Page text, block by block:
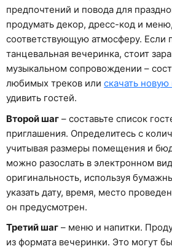
предпочтений и повода для
продумать декор, дресс-код и
соответствующую атмосферу. Если
танцевальная вечеринка, стоит
музыкальном сопровождении –
любимых треков или скачать новую
удивить гостей.
Второй шаг – составьте список
приглашения. Определитесь с
учитывая размеры помещения и
можно разослать в электронном
оригинальность, используя
указать дату, время, место
он предусмотрен.
Третий шаг – меню и напитки.
из формата вечеринки. Это могут